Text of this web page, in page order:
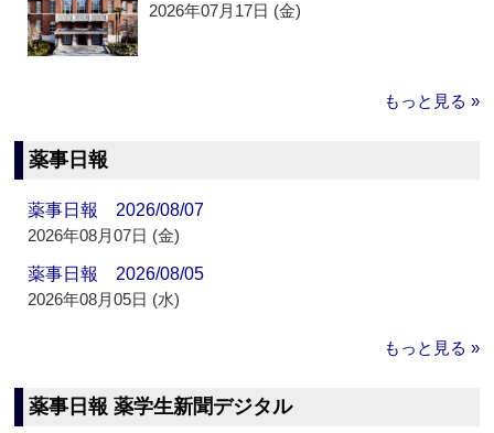
2026年07月17日 (金)
もっと見る »
薬事日報
薬事日報 2026/08/07
2026年08月07日 (金)
薬事日報 2026/08/05
2026年08月05日 (水)
もっと見る »
薬事日報 薬学生新聞デジタル